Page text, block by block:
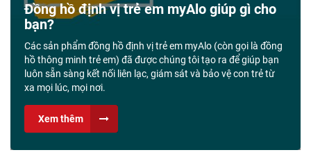
Đồng hồ định vị trẻ em myAlo giúp gì cho
bạn?
Các sản phẩm đồng hồ định vị trẻ em myAlo (còn gọi là đồng
hồ thông minh trẻ em) đã được chúng tôi tạo ra để giúp bạn
luôn sẵn sàng kết nối liên lạc, giám sát và bảo vệ con trẻ từ
xa mọi lúc, mọi nơi.
Xem thêm